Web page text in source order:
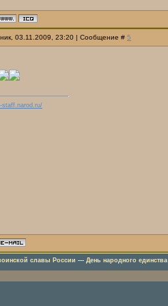
03.11.2009, 23:20 | Сообщение # 5
staff.narod.ru/
славы России — День народного единства